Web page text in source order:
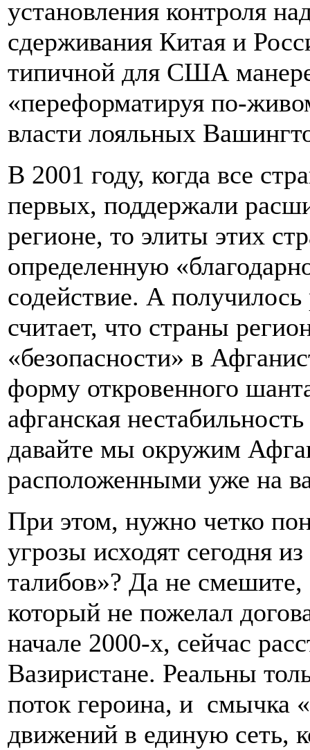
установления контроля
сдерживания Китая и
типичной для США
«переформатируя по-
власти лояльных
В 2001 году, когда все
первых, поддержали
регионе, то элиты этих
определенную
содействие. А
считает, что страны
«безопасности» в
форму откровенного
афганская
давайте мы окружим
расположенными уже на
При этом, нужно четко
угрозы исходят сегодня
талибов»? Да не смешите,
который не пожелал
начале 2000-х, сейчас
Вазиристане. Реальны
поток героина, и смычка
движений в единую сеть,